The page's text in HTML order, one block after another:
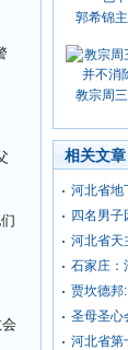
郭希锦
教宗周
相关文章
河北省地
四名男
河北省天
石家庄：
贾坎德邦
圣母圣心
河北省第